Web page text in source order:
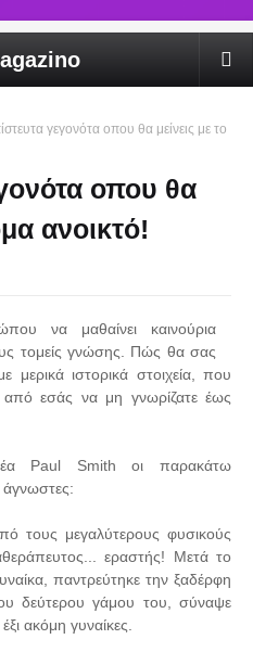
γεγονότα οπου θα μείνεις με το
οπου θα
ανοικτό!
να μαθαίνει καινούρια
τομείς γνώσης. Πώς θα σας
μερικά ιστορικά στοιχεία, που
από εσάς να μη γνωρίζατε έως
Paul Smith οι παρακάτω
άγνωστες:
τους μεγαλύτερους φυσικούς
εραστής! Μετά το
παντρεύτηκε την ξαδέρφη
δεύτερου γάμου του, σύναψε
ακόμη γυναίκες.